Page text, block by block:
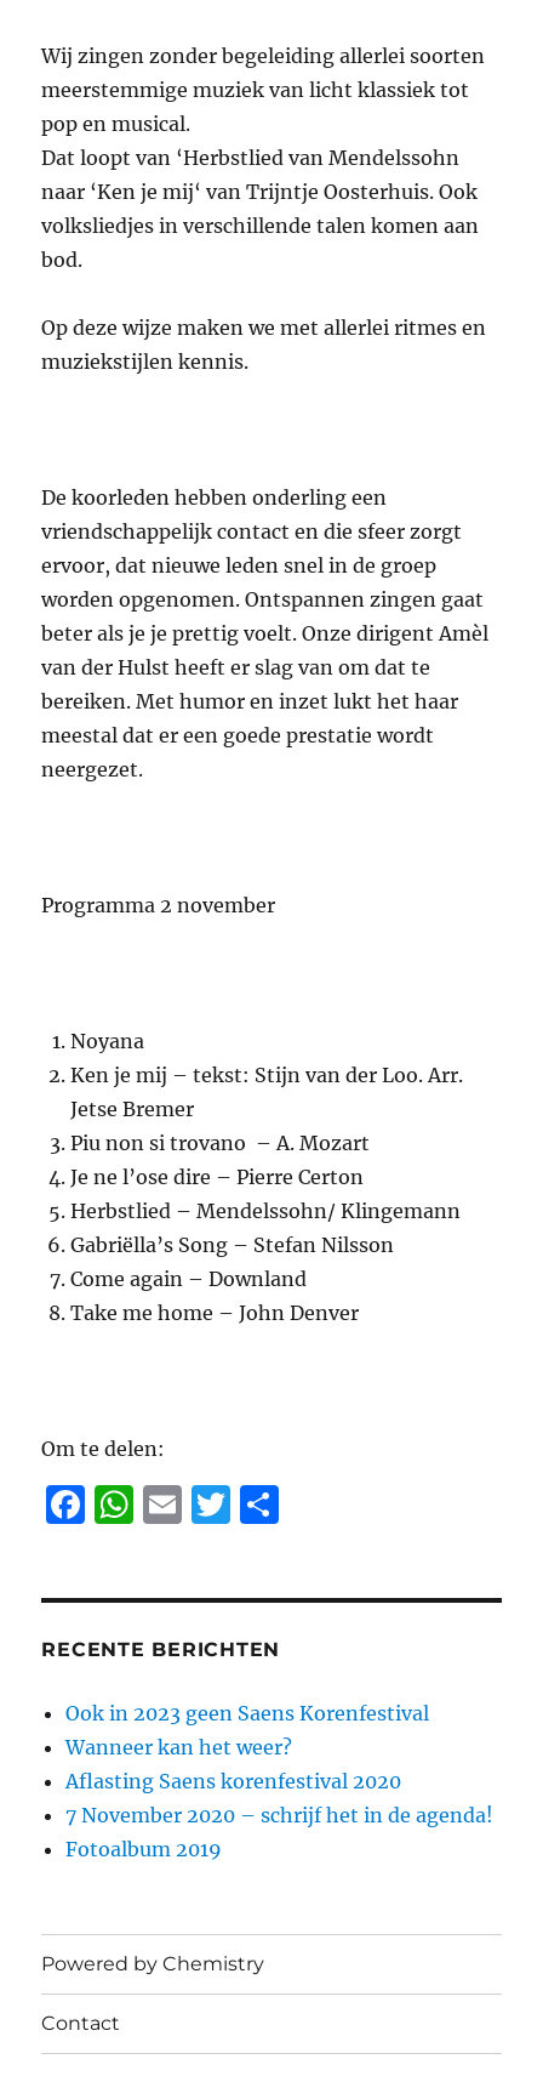
Wij zingen zonder begeleiding allerlei soorten
meerstemmige muziek van licht klassiek tot
pop en musical.
Dat loopt van ‘Herbstlied van Mendelssohn
naar ‘Ken je mij‘ van Trijntje Oosterhuis. Ook
volksliedjes in verschillende talen komen aan
bod.
Op deze wijze maken we met allerlei ritmes en
muziekstijlen kennis.
De koorleden hebben onderling een
vriendschappelijk contact en die sfeer zorgt
ervoor, dat nieuwe leden snel in de groep
worden opgenomen. Ontspannen zingen gaat
beter als je je prettig voelt. Onze dirigent Amèl
van der Hulst heeft er slag van om dat te
bereiken. Met humor en inzet lukt het haar
meestal dat er een goede prestatie wordt
neergezet.
Programma 2 november
Noyana
Ken je mij – tekst: Stijn van der Loo. Arr.
Jetse Bremer
Piu non si trovano – A. Mozart
Je ne l’ose dire – Pierre Certon
Herbstlied – Mendelssohn/ Klingemann
Gabriëlla’s Song – Stefan Nilsson
Come again – Downland
Take me home – John Denver
Om te delen:
F
b
o
o
k
W
A
p
p
E
T
r
RECENTE BERICHTEN
Ook in 2023 geen Saens Korenfestival
Wanneer kan het weer?
Aflasting Saens korenfestival 2020
7 November 2020 – schrijf het in de agenda!
Fotoalbum 2019
Powered by Chemistry
Contact